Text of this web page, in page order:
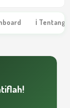
ℹ Tentang